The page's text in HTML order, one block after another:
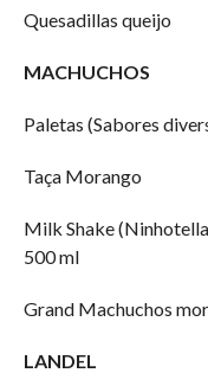
Quesadillas queijo
MACHUCHOS
Paletas (Sabores
Taça Morango
Milk Shake
500 ml
Grand Machuchos
LANDEL